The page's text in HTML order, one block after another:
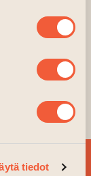
tiedot